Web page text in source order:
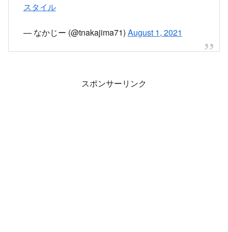
スタイル
— なかじー (@tnakajima71) August 1, 2021
スポンサーリンク